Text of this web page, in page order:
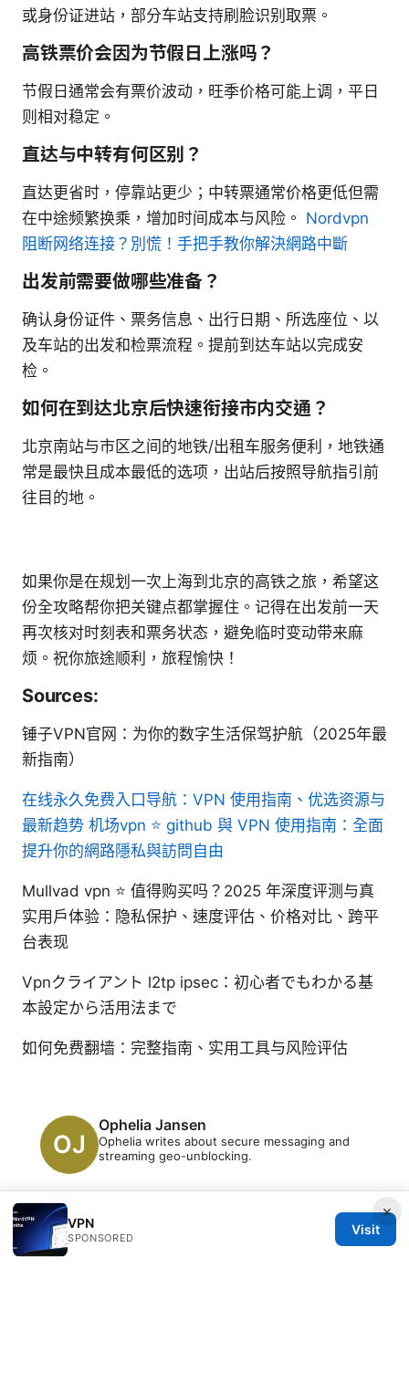
或身份证进站，部分车站支持刷脸识别取票。
高铁票价会因为节假日上涨吗？
节假日通常会有票价波动，旺季价格可能上调，平日
则相对稳定。
直达与中转有何区别？
直达更省时，停靠站更少；中转票通常价格更低但需
在中途频繁换乘，增加时间成本与风险。 Nordvpn
阻断网络连接？別慌！手把手教你解決網路中斷
出发前需要做哪些准备？
确认身份证件、票务信息、出行日期、所选座位、以
及车站的出发和检票流程。提前到达车站以完成安
检。
如何在到达北京后快速衔接市内交通？
北京南站与市区之间的地铁/出租车服务便利，地铁通
常是最快且成本最低的选项，出站后按照导航指引前
往目的地。
如果你是在规划一次上海到北京的高铁之旅，希望这
份全攻略帮你把关键点都掌握住。记得在出发前一天
再次核对时刻表和票务状态，避免临时变动带来麻
烦。祝你旅途顺利，旅程愉快！
Sources:
锤子VPN官网：为你的数字生活保驾护航（2025年最
新指南）
在线永久免费入口导航：VPN 使用指南、优选资源与
最新趋势 机场vpn ⭐ github 與 VPN 使用指南：全面
提升你的網路隱私與訪問自由
Mullvad vpn ⭐ 值得购买吗？2025 年深度评测与真
实用户体验：隐私保护、速度评估、价格对比、跨平
台表现
Vpnクライアント l2tp ipsec：初心者でもわかる基
本設定から活用法まで
如何免费翻墙：完整指南、实用工具与风险评估
Ophelia Jansen
Ophelia writes about secure messaging and
streaming geo-unblocking.
×
VPN
SPONSORED
Visit